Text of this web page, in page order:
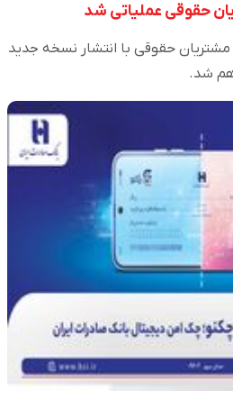
حقوقی عملیاتی شد
حقوقی با انتشار نسخه جدید
شد.